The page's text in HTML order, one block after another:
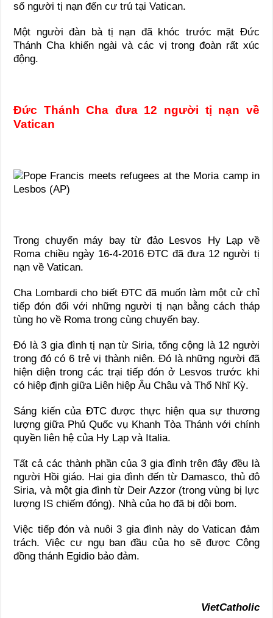
số người tị nạn đến cư trú tại Vatican.
Một người đàn bà tị nạn đã khóc trước mặt Đức
Thánh Cha khiến ngài và các vị trong đoàn rất xúc
động.
Đức Thánh Cha đưa 12 người tị nạn về
Vatican
Trong chuyến máy bay từ đảo Lesvos Hy Lạp về
Roma chiều ngày 16-4-2016 ĐTC đã đưa 12 người tị
nạn về Vatican.
Cha Lombardi cho biết ĐTC đã muốn làm một cử chỉ
tiếp đón đối với những người tị nạn bằng cách tháp
tùng họ về Roma trong cùng chuyến bay.
Đó là 3 gia đình tị nạn từ Siria, tổng cộng là 12 người
trong đó có 6 trẻ vị thành niên. Đó là những người đã
hiện diện trong các trại tiếp đón ở Lesvos trước khi
có hiệp định giữa Liên hiệp Âu Châu và Thổ Nhĩ Kỳ.
Sáng kiến của ĐTC được thực hiện qua sự thương
lượng giữa Phủ Quốc vụ Khanh Tòa Thánh với chính
quyền liên hệ của Hy Lạp và Italia.
Tất cả các thành phần của 3 gia đình trên đây đều là
người Hồi giáo. Hai gia đình đến từ Damasco, thủ đô
Siria, và một gia đình từ Deir Azzor (trong vùng bị lực
lượng IS chiếm đóng). Nhà của họ đã bị dội bom.
Việc tiếp đón và nuôi 3 gia đình này do Vatican đảm
trách. Việc cư ngụ ban đầu của họ sẽ được Cộng
đồng thánh Egidio bảo đảm.
VietCatholic